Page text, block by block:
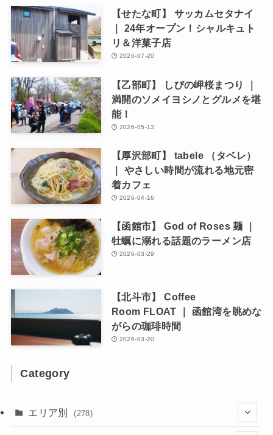
【せたな町】 サッカムセタナイ
｜ 24年オープン！シャルキュト
リ＆洋菓子店
2026-07-20
【乙部町】 しびの岬桜まつり ｜
満開のソメイヨシノとグルメを堪
能！
2026-05-13
【厚沢部町】 tabele （タベレ）
｜ やさしい時間が流れる地元密
着カフェ
2026-04-16
【函館市】 God of Roses 麺 ｜
牡蠣に溺れる話題のラーメン店
2026-03-29
【北斗市】 Coffee
Room FLOAT ｜ 函館湾を眺めな
がらの珈琲時間
2026-03-20
Category
エリア別 (278)